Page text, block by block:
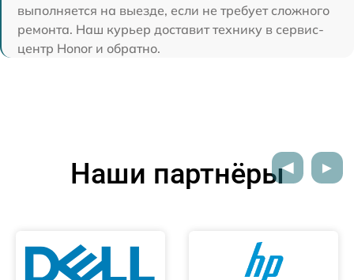
выполняется на выезде, если не требует сложного
ремонта. Наш курьер доставит технику в сервис-
центр Honor и обратно.
Наши партнёры